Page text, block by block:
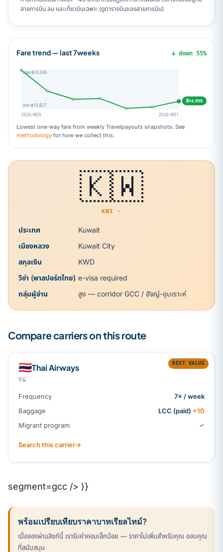
สายการบิน ลม และเที่ยวบินเฉพาะ (ดูตารางบินของสายการบิน)
Fare trend — last 7weeks ↓ down 55%
฿14,950
max ฿33,046
min ฿10,827
2026-W20
2026-W31
Lowest one-way fare from weekly Travelpayouts snapshots. See
methodology for how we collect this.
🇰🇼
KWI ·
ประเทศ
Kuwait
เมืองหลวง
Kuwait City
สกุลเงิน
KWD
วีซ่า (พาสปอร์ตไทย) e-visa required
กลุ่มผู้อ่าน
สูง — corridor GCC / ฮัจญ์-อุมเราะห์
Compare carriers on this route
BEST VALUE
🇹🇭Thai Airways
TG
Frequency
7× / week
Baggage
LCC (paid) +10
Migrant program
✓
Search this carrier→
segment=gcc /> )}
พร้อมเปรียบเทียบราคาบาทเรียลไทม์?
เมื่อจองผ่านลิงก์นี้ เรารับค่าคอมเล็กน้อย — ราคาไม่เพิ่มสำหรับคุณ ขอบคุณ
ที่สนับสนุน